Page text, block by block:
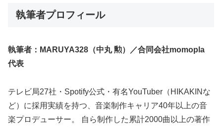
執筆者プロフィール
執筆者：MARUYA328（中丸 勲）／合同会社momopla
代表
テレビ局27社・Spotify公式・有名YouTuber（HIKAKINな
ど）に採用実績を持つ、音楽制作キャリア40年以上の音
楽プロデューサー。 自ら制作した累計2000曲以上の著作